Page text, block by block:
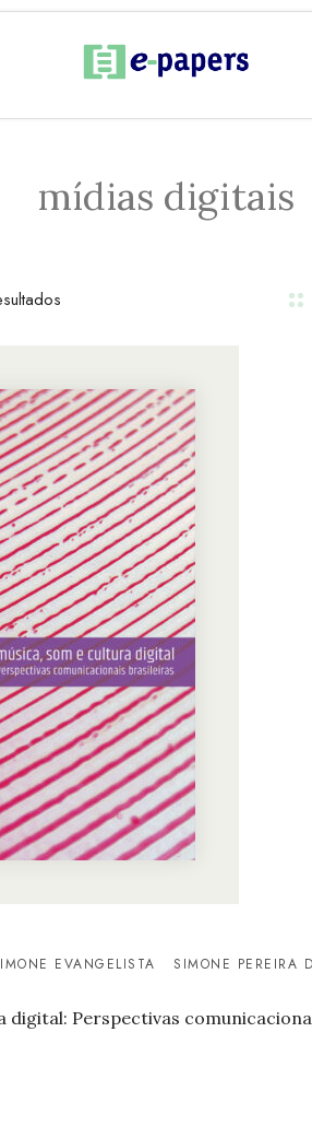
mídias digitais
EVANGELISTA
SIMONE PEREIRA
digital: Perspectivas